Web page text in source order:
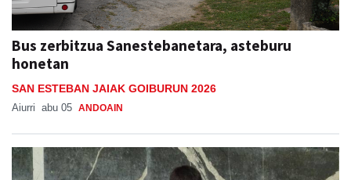
Bus zerbitzua Sanestebanetara, asteburu
honetan
SAN ESTEBAN JAIAK GOIBURUN 2026
Aiurri abu 05 ANDOAIN